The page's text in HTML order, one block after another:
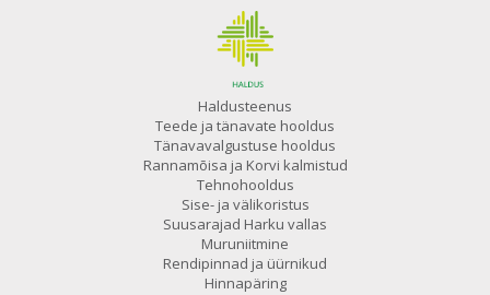
Haldusteenus
Teede ja tänavate hooldus
Tänavavalgustuse hooldus
Rannamõisa ja Korvi kalmistud
Tehnohooldus
Sise- ja välikoristus
Suusarajad Harku vallas
Muruniitmine
Rendipinnad ja üürnikud
Hinnapäring